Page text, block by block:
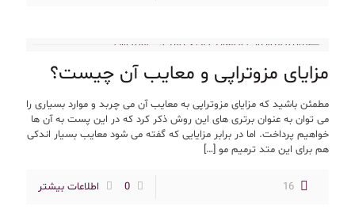
مزایای مزوتراپی و معایب آن چیست؟
مطمئن باشید که مزایای مزوتراپی به معایب آن می چربد و موارد بسیاری را
می توان به عنوان برتری های این روش ذکر کرد که در این پست به آن ها
خواهیم پرداخت. اما در برابر مزایایی که گفته می شود معایب بسیار اندکی
هم برای این متد ترمیم مو […]
16
0 اطلاعات بیشتر